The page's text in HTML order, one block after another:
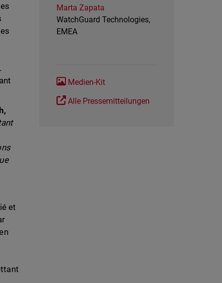
et
Marta Zapata
WatchGuard Technologies,
EMEA
Medien-Kit
Alle Pressemitteilungen